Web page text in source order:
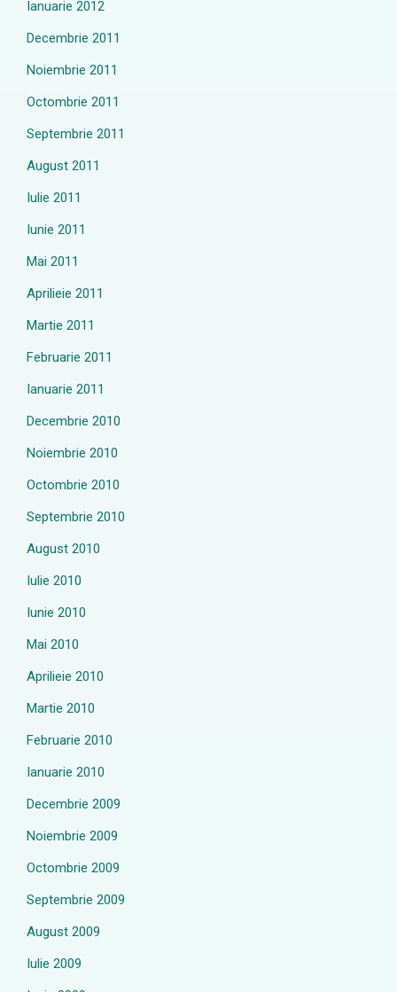
Ianuarie 2012
Decembrie 2011
Noiembrie 2011
Octombrie 2011
Septembrie 2011
August 2011
Iulie 2011
Iunie 2011
Mai 2011
Aprilieie 2011
Martie 2011
Februarie 2011
Ianuarie 2011
Decembrie 2010
Noiembrie 2010
Octombrie 2010
Septembrie 2010
August 2010
Iulie 2010
Iunie 2010
Mai 2010
Aprilieie 2010
Martie 2010
Februarie 2010
Ianuarie 2010
Decembrie 2009
Noiembrie 2009
Octombrie 2009
Septembrie 2009
August 2009
Iulie 2009